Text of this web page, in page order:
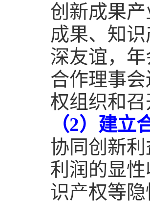
创新成果
成果、知
深友谊，
合作理事
权组织和
（2）建立
协同创新
利润的显
识产权等